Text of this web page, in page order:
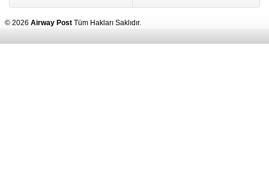
© 2026 Airway Post Tüm Hakları Saklıdır.